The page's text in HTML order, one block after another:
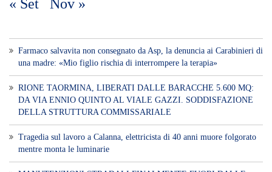
« Set Nov »
Farmaco salvavita non consegnato da Asp, la denuncia ai Carabinieri di
una madre: «Mio figlio rischia di interrompere la terapia»
RIONE TAORMINA, LIBERATI DALLE BARACCHE 5.600 MQ:
DA VIA ENNIO QUINTO AL VIALE GAZZI. SODDISFAZIONE
DELLA STRUTTURA COMMISSARIALE
Tragedia sul lavoro a Calanna, elettricista di 40 anni muore folgorato
mentre monta le luminarie